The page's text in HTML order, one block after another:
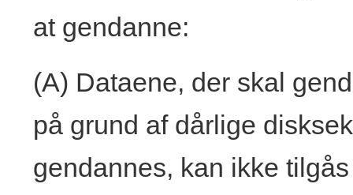
at gendanne:
(A) Dataene, der skal
på grund af dårlige
gendannes, kan ikke